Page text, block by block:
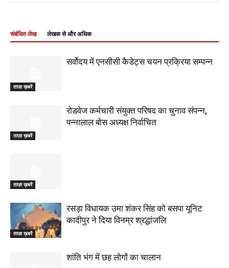
संबंधित लेख लेखक से और अधिक
ताज़ा ख़बरें
सर्वोदय में एनसीसी कैडेट्स चयन प्रक्रिया सम्पन्न
ताज़ा ख़बरें
रोडवेज कर्मचारी संयुक्त परिषद का चुनाव संपन्न,
पन्नालाल बोस अध्यक्ष निर्वाचित
ताज़ा ख़बरें
ताज़ा ख़बरें
रसड़ा विधायक उमा शंकर सिंह को बसपा यूनिट
कादीपुर ने दिया विनम्र श्रद्धांजलि
शांति भंग में छह लोगों का चालान